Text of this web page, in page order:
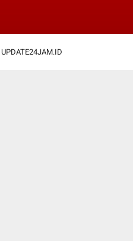
UPDATE24JAM.ID